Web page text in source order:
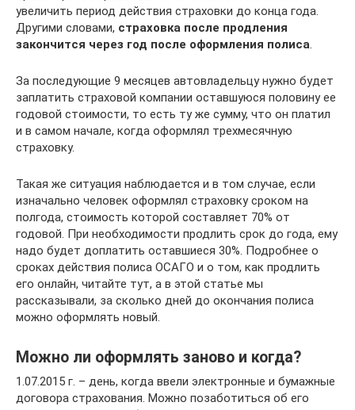
увеличить период действия страховки до конца года.
Другими словами, страховка после продления
закончится через год после оформления полиса.
За последующие 9 месяцев автовладельцу нужно будет
заплатить страховой компании оставшуюся половину ее
годовой стоимости, то есть ту же сумму, что он платил
и в самом начале, когда оформлял трехмесячную
страховку.
Такая же ситуация наблюдается и в том случае, если
изначально человек оформлял страховку сроком на
полгода, стоимость которой составляет 70% от
годовой. При необходимости продлить срок до года, ему
надо будет доплатить оставшиеся 30%. Подробнее о
сроках действия полиса ОСАГО и о том, как продлить
его онлайн, читайте тут, а в этой статье мы
рассказывали, за сколько дней до окончания полиса
можно оформлять новый.
Можно ли оформлять заново и когда?
1.07.2015 г. – день, когда ввели электронные и бумажные
договора страхования. Можно позаботиться об его